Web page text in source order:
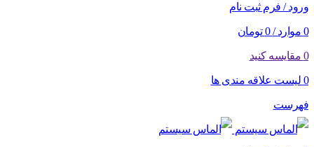
ورود / فرم ثبت نام
0 موارد /
0 تومان
0 مقایسه کنید
0 لیست علاقه مندی ها
فهرست